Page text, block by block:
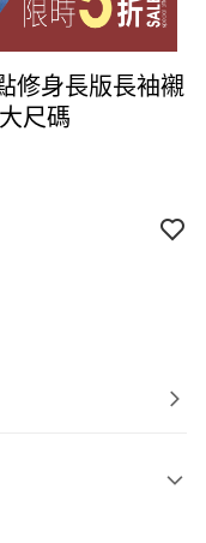
修身長版長袖襯
尺碼